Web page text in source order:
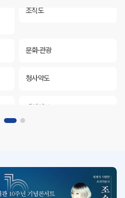
조직도
문화·관광
청사약도
재정정보
조직도